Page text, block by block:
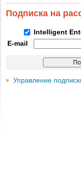
Подписка на
Intelligent
E-mail
Управление